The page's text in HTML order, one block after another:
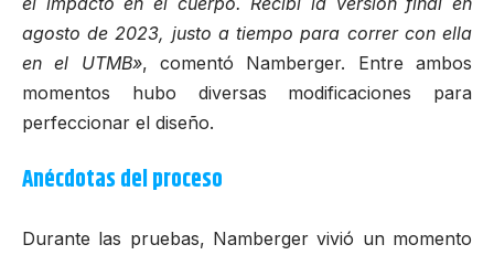
agosto de 2023, justo a tiempo para correr con ella
en el UTMB», comentó Namberger. Entre ambos
momentos hubo diversas modificaciones para
perfeccionar el diseño.
Anécdotas del proceso
Durante las pruebas, Namberger vivió un momento